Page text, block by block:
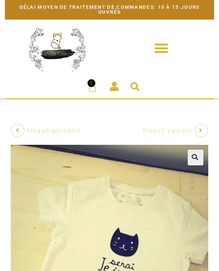
DÉLAI MOYEN DE TRAITEMENT DE COMMANDES: 10 À 15 JOURS
OUVRÉS
0
Produit précédent Produit suivant